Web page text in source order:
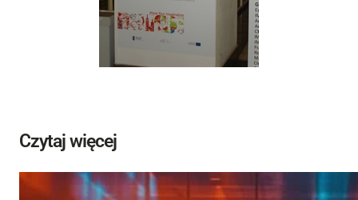
Czytaj więcej